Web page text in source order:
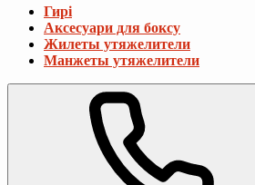
Гирі
Аксесуари для боксу
Жилеты утяжелители
Манжеты утяжелители